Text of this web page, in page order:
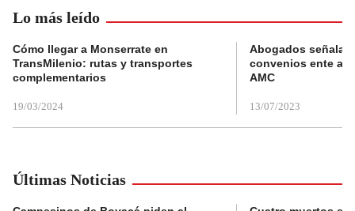
Lo más leído
Cómo llegar a Monserrate en
TransMilenio: rutas y transportes
complementarios
19/03/2024
Abogados
convenios ente
AMC
13/07/2023
Últimas Noticias